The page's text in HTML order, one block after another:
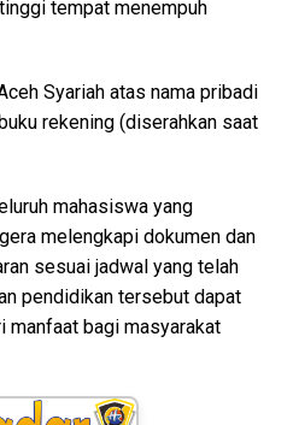
tempat menempuh
Syariah atas nama pribadi
rekening (diserahkan saat
mahasiswa yang
melengkapi dokumen dan
sesuai jadwal yang telah
pendidikan tersebut dapat
manfaat bagi masyarakat